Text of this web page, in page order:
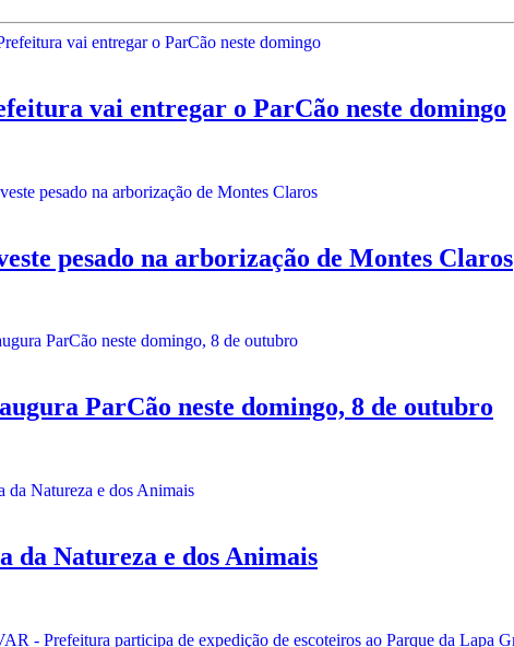
vai entregar o ParCão neste domingo
pesado na arborização de Montes Claros
ParCão neste domingo, 8 de outubro
Natureza e dos Animais